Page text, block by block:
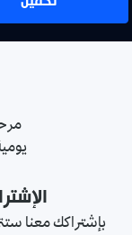
بإشتراكك معنا